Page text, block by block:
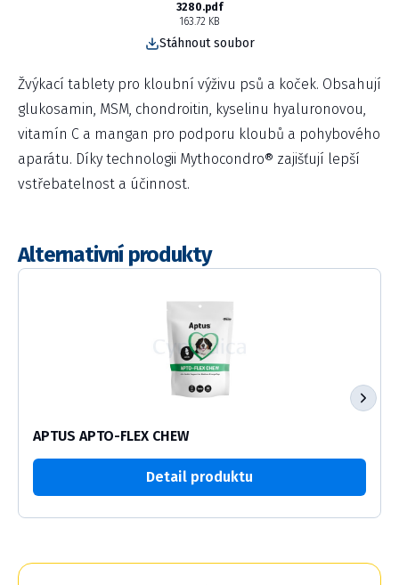
3280.pdf
163.72 KB
Stáhnout soubor
Žvýkací tablety pro kloubní výživu psů a koček. Obsahují
glukosamin, MSM, chondroitin, kyselinu hyaluronovou,
vitamín C a mangan pro podporu kloubů a pohybového
aparátu. Díky technologii Mythocondro® zajišťují lepší
vstřebatelnost a účinnost.
Alternativní produkty
APTUS APTO-FLEX CHEW
Detail produktu